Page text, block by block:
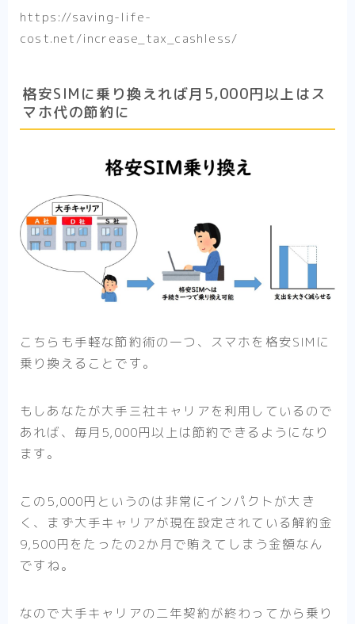
https://saving-life-
cost.net/increase_tax_cashless/
格安SIMに乗り換えれば月5,000円以上はス
マホ代の節約に
こちらも手軽な節約術の一つ、スマホを格安SIMに
乗り換えることです。
もしあなたが大手三社キャリアを利用しているので
あれば、毎月5,000円以上は節約できるようになり
ます。
この5,000円というのは非常にインパクトが大き
く、まず大手キャリアが現在設定されている解約金
9,500円をたったの2か月で賄えてしまう金額なん
ですね。
なので大手キャリアの二年契約が終わってから乗り